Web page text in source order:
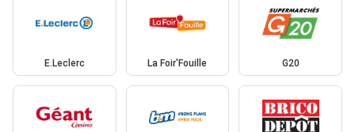
E.Leclerc La Foir'Fouille G20